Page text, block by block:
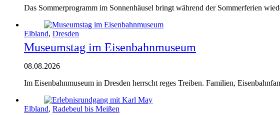
Das Sommerprogramm im Sonnenhäusel bringt während der Sommerferien
Elbland, Dresden
Museumstag im Eisenbahnmuseum
08.08.2026
Im Eisenbahnmuseum in Dresden herrscht reges Treiben. Familien,
Elbland, Radebeul bis Meißen